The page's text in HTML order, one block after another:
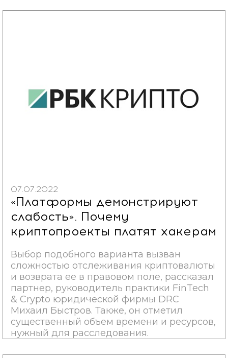
07.07.2022
«Платформы демонстрируют
слабость». Почему
криптопроекты платят хакерам
Выбор подобного варианта вызван
сложностью отслеживания криптовалюты
и возврата ее в правовом поле, рассказал
партнер, руководитель практики FinTech
& Crypto юридической фирмы DRC
Михаил Быстров. Также, он отметил
существенный объем времени и ресурсов,
нужный для расследования.